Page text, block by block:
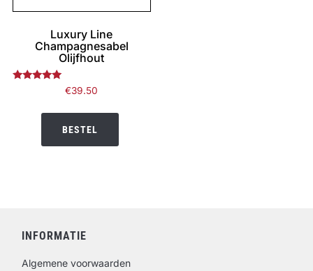
Luxury Line
Champagnesabel
Olijfhout
€39.50
BESTEL
INFORMATIE
Algemene voorwaarden